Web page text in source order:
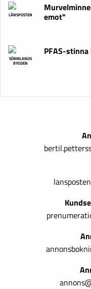
LÄNSPOSTEN emot"
SÖRMLANDS
BYGDEN
PFAS-